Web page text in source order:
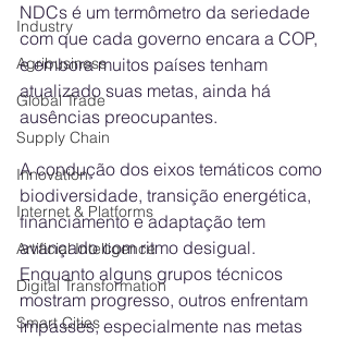
Industry
Agribusiness
Global Trade
Supply Chain
Innovation
Internet & Platforms
Artificial Intelligence
Digital Transformation
Smart Cities
NDCs é um termômetro da seriedade
com que cada governo encara a COP,
e embora muitos países tenham
atualizado suas metas, ainda há
ausências preocupantes.
A condução dos eixos temáticos como
biodiversidade, transição energética,
financiamento e adaptação tem
avançado com ritmo desigual.
Enquanto alguns grupos técnicos
mostram progresso, outros enfrentam
impasses, especialmente nas metas